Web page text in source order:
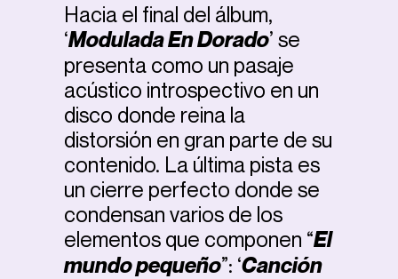
Hacia el final del álbum,
‘Modulada En Dorado’ se
presenta como un pasaje
acústico introspectivo en un
disco donde reina la
distorsión en gran parte de su
contenido. La última pista es
un cierre perfecto donde se
condensan varios de los
elementos que componen “El
mundo pequeño”: ‘Canción